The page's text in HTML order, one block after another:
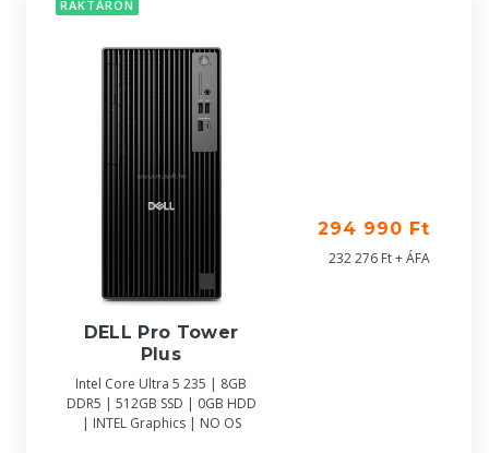
RAKTÁRON
DELL Pro Tower
Plus
Intel Core Ultra 5 235 | 8GB
DDR5 | 512GB SSD | 0GB HDD
| INTEL Graphics | NO OS
294 990 Ft
232 276 Ft + ÁFA